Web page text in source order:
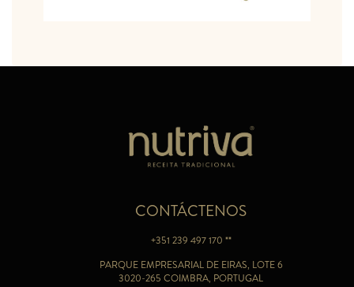
CONTÁCTENOS
+351 239 497 170 **
PARQUE EMPRESARIAL DE EIRAS, LOTE 6
3020-265 COIMBRA, PORTUGAL